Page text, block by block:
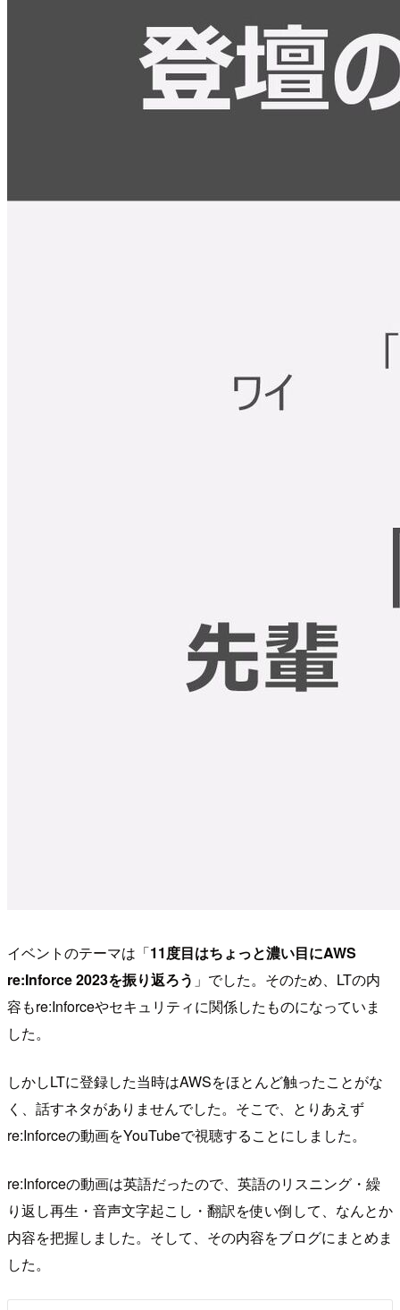
イベントのテーマは「11度目はちょっと濃い目にAWS
re:Inforce 2023を振り返ろう 」でした。そのため、LTの内
容もre:Inforceやセキュリティに関係したものになっていま
した。
しかしLTに登録した当時はAWSをほとんど触ったことがな
く、話すネタがありませんでした。そこで、とりあえず
re:Inforceの動画をYouTubeで視聴することにしました。
re:Inforceの動画は英語だったので、英語のリスニング・繰
り返し再生・音声文字起こし・翻訳を使い倒して、なんとか
内容を把握しました。そして、その内容をブログにまとめま
した。